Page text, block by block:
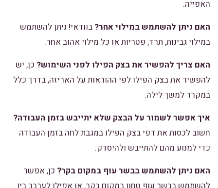
האפייה.
האם ניתן להשתמש במילוי אחר? בוודאי! ניתן להשתמש
במילוי גבינות, תרד, פטריות או כל מילוי אהוב אחר.
האם צריך להפשיר את בצק הפילו לפני השימוש? כן, יש
להפשיר את בצק הפילו לפי ההוראות על האריזה, בדרך כלל
במקרר למשך לילה.
איך אפשר לשמור על הבצק שלא יתייבש בזמן העבודה?
חשוב לכסות את דפי בצק הפילו במגבת לחה בזמן העבודה
כדי למנוע מהם להתייבש ולהיסדק.
האם ניתן להשתמש בבשר עוף במקום בקר? כן, אפשר